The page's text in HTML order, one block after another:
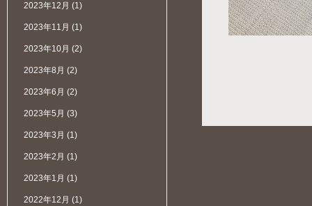
2023年12月 (1)
2023年11月 (1)
2023年10月 (2)
2023年8月 (2)
2023年6月 (2)
2023年5月 (3)
2023年3月 (1)
2023年2月 (1)
2023年1月 (1)
2022年12月 (1)